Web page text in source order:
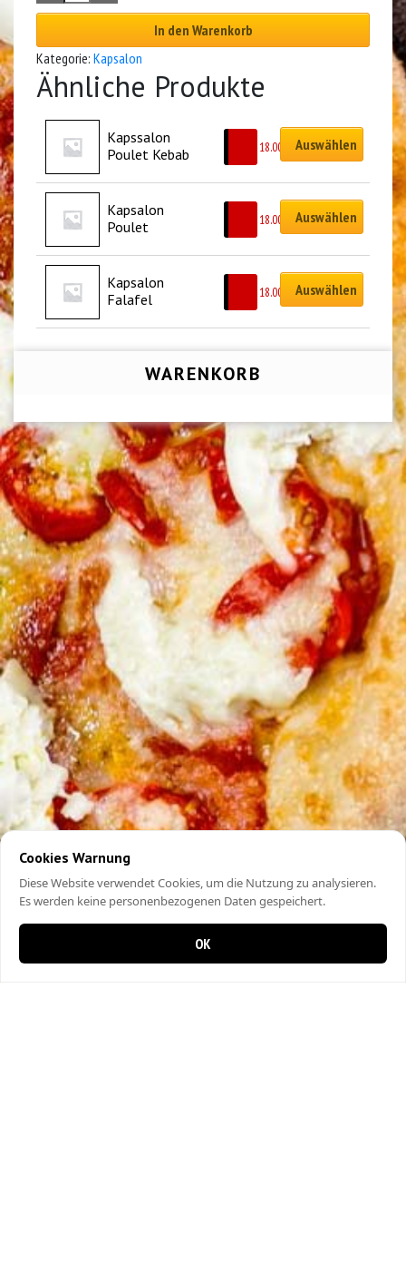
In den Warenkorb
Kategorie: Kapsalon
Ähnliche Produkte
Kapssalon
Poulet Kebab
18.00 Auswählen
﻿﻿﻿﻿Kapsalon
Poulet
18.00 Auswählen
﻿﻿﻿﻿Kapsalon
Falafel
18.00 Auswählen
WARENKORB
Cookies Warnung
Diese Website verwendet Cookies, um die Nutzung zu analysieren.
Es werden keine personenbezogenen Daten gespeichert.
OK